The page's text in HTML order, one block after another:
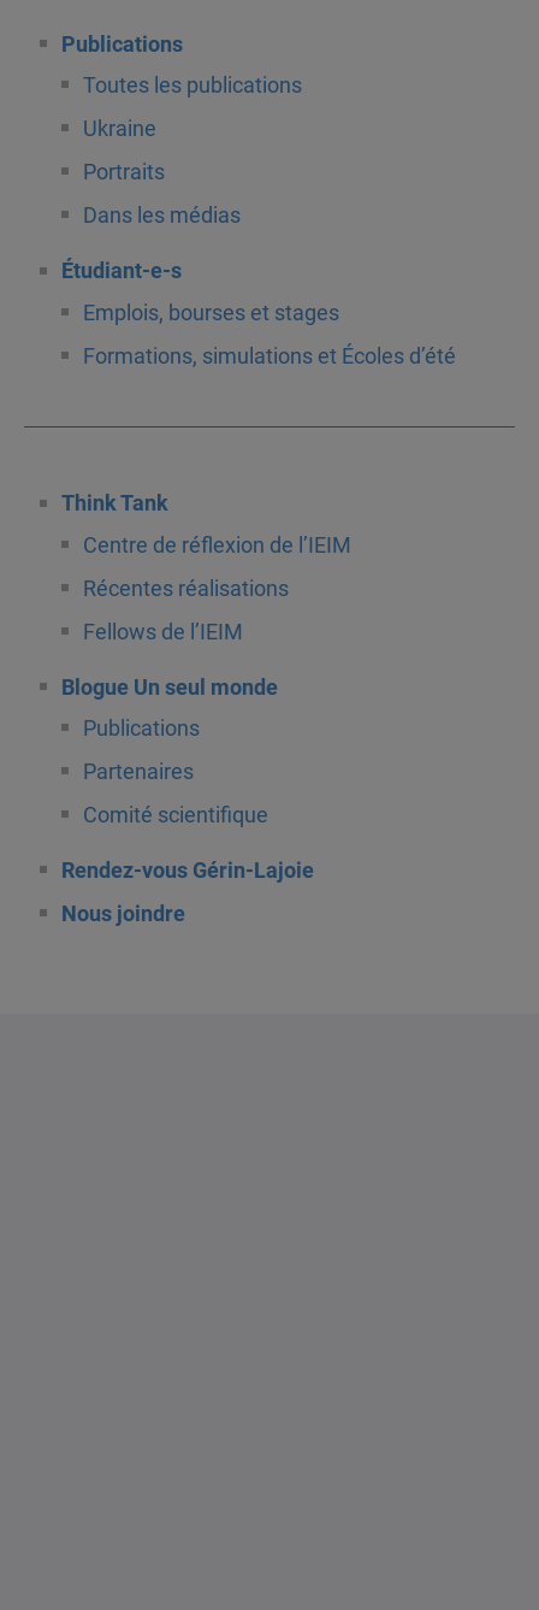
Publications
Toutes les publications
Ukraine
Portraits
Dans les médias
Étudiant-e-s
Emplois, bourses et stages
Formations, simulations et Écoles d’été
Think Tank
Centre de réflexion de l’IEIM
Récentes réalisations
Fellows de l’IEIM
Blogue Un seul monde
Publications
Partenaires
Comité scientifique
Rendez-vous Gérin-Lajoie
Nous joindre